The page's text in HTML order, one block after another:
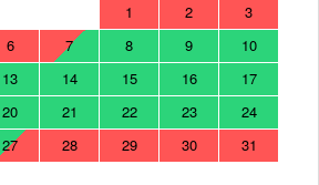
1
2
3
6 7 8 9
10
13 14 15 16
17
20 21 22 23
24
27 28 29 30 31